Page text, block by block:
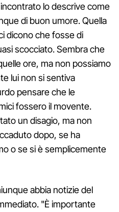
lo descrive come
di buon umore. Quella
dicono che fosse di
scocciato. Sembra che
ore, ma non possiamo
lui non si sentiva
pensare che le
fossero il movente.
un disagio, ma non
dopo, se ha
o se si è semplicemente
abbia notizie del
"È importante